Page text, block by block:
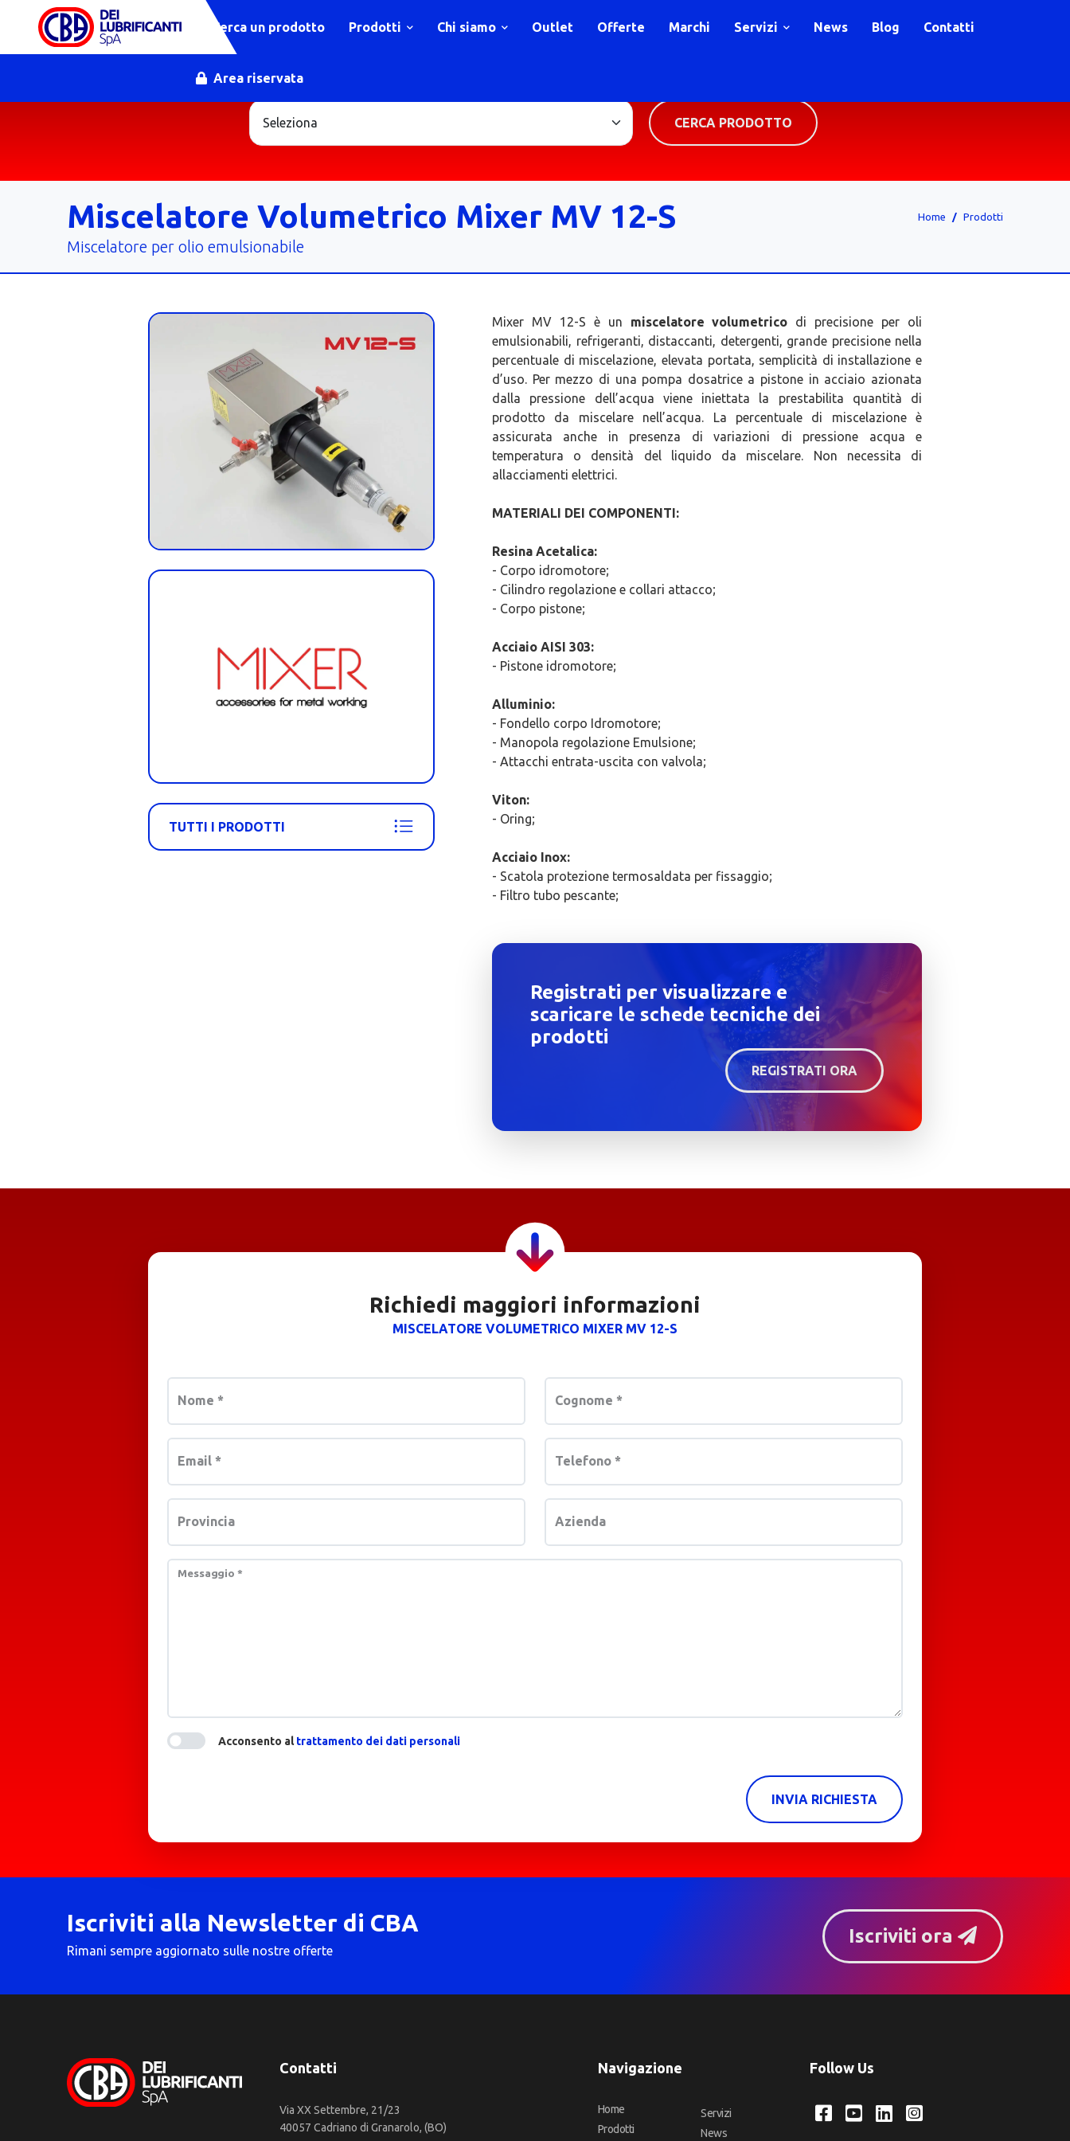
Cerca un prodotto Prodotti Chi siamo Outlet Offerte Marchi Servizi News Blog Contatti
Area riservata
CERCA PRODOTTO
Miscelatore Volumetrico Mixer MV 12-S
Miscelatore per olio emulsionabile
Home Prodotti
TUTTI I PRODOTTI
Mixer MV 12-S è un miscelatore volumetrico di precisione per oli
emulsionabili, refrigeranti, distaccanti, detergenti, grande precisione nella
percentuale di miscelazione, elevata portata, semplicità di installazione e
d’uso. Per mezzo di una pompa dosatrice a pistone in acciaio azionata
dalla pressione dell’acqua viene iniettata la prestabilita quantità di
prodotto da miscelare nell’acqua. La percentuale di miscelazione è
assicurata anche in presenza di variazioni di pressione acqua e
temperatura o densità del liquido da miscelare. Non necessita di
allacciamenti elettrici.
MATERIALI DEI COMPONENTI:
Resina Acetalica:
- Corpo idromotore;
- Cilindro regolazione e collari attacco;
- Corpo pistone;
Acciaio AISI 303:
- Pistone idromotore;
Alluminio:
- Fondello corpo Idromotore;
- Manopola regolazione Emulsione;
- Attacchi entrata-uscita con valvola;
Viton:
- Oring;
Acciaio Inox:
- Scatola protezione termosaldata per fissaggio;
- Filtro tubo pescante;
Registrati per visualizzare e
scaricare le schede tecniche dei
prodotti
REGISTRATI ORA
Richiedi maggiori informazioni
MISCELATORE VOLUMETRICO MIXER MV 12-S
Nome * Cognome *
Email * Telefono *
Provincia Azienda
Messaggio *
Acconsento altrattamento dei dati personali
INVIA RICHIESTA
Iscriviti alla Newsletter di CBA
Rimani sempre aggiornato sulle nostre offerte
Iscriviti ora
Contatti
Via XX Settembre, 21/23
40057 Cadriano di Granarolo, (BO)
Navigazione
Home
Prodotti
Servizi
News
Follow Us